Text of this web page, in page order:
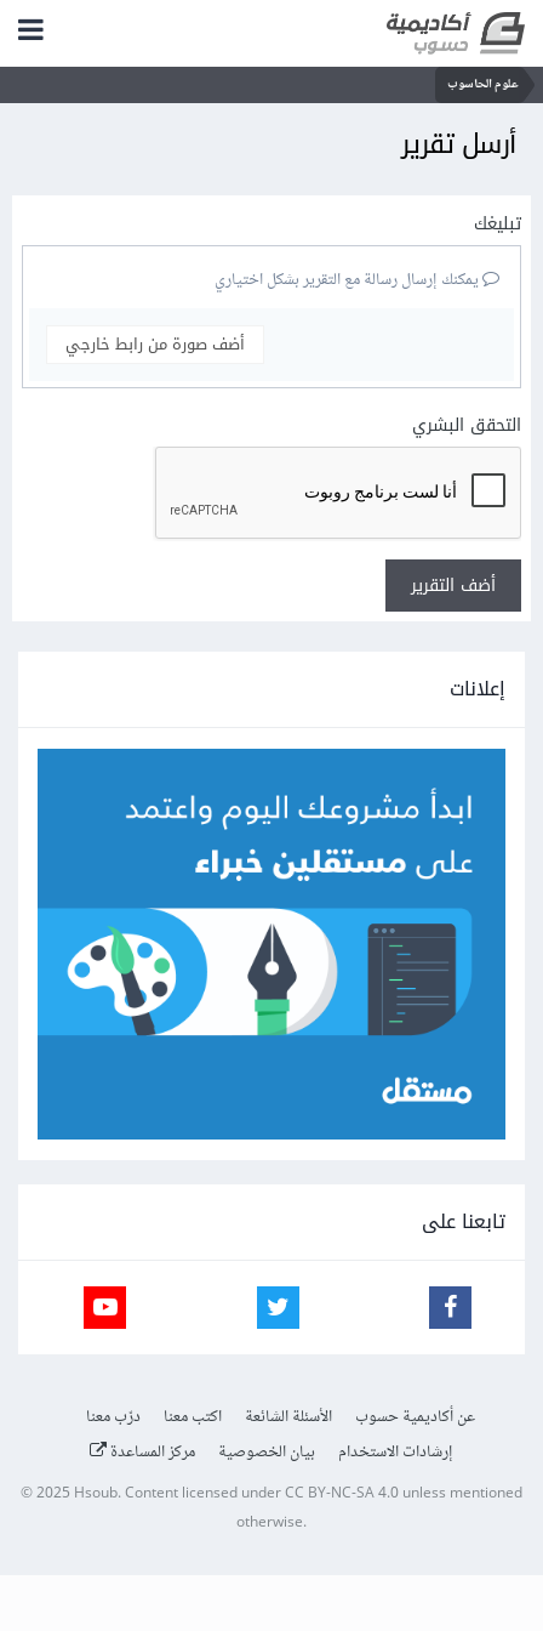
علوم الحاسوب
أرسل تقرير
تبليغك
يمكنك إرسال رسالة مع التقرير بشكل اختياري
أضف صورة من رابط خارجي
التحقق البشري
أضف التقرير
إعلانات
تابعنا على
عن أكاديمية حسوب الأسئلة الشائعة اكتب معنا
درّب معنا
إرشادات الاستخدام
بيان الخصوصية مركز المساعدة
© 2025 Hsoub.Content licensed underCC BY-NC-SA 4.0unless mentioned
otherwise.